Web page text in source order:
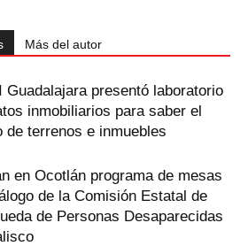
Más del autor
Guadalajara presentó laboratorio
inmobiliarios para saber el
de terrenos e inmuebles
en Ocotlán programa de mesas
de la Comisión Estatal de
de Personas Desaparecidas